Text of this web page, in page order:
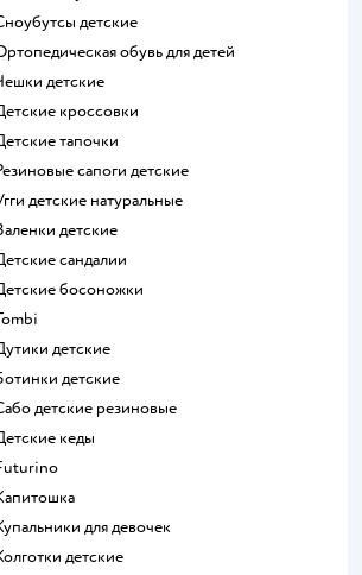
Сноубутсы детские
Ортопедическая обувь для детей
Чешки детские
Детские кроссовки
Детские тапочки
Резиновые сапоги детские
Угги детские натуральные
Валенки детские
Детские сандалии
Детские босоножки
Tombi
Дутики детские
Ботинки детские
Сабо детские резиновые
Детские кеды
Futurino
Капитошка
Купальники для девочек
Колготки детские